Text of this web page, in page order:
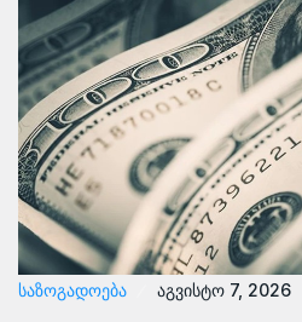
ᲡᲐᲖᲝᲒᲐᲓᲝᲔᲑᲐ აგვისტო 7, 2026